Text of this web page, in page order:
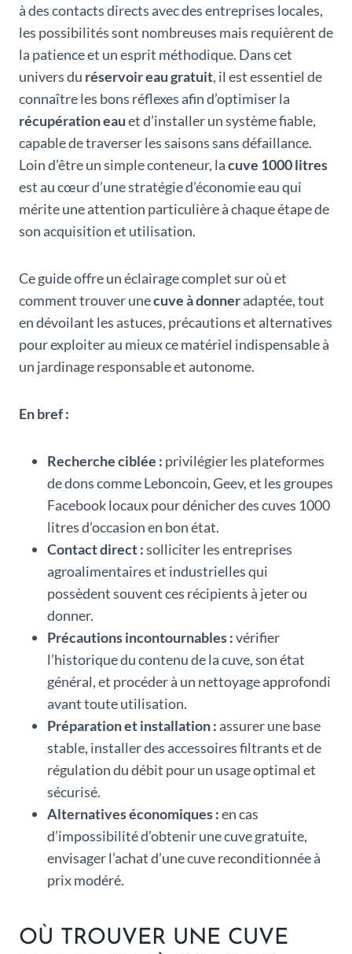
à des contacts directs avec des entreprises locales,
les possibilités sont nombreuses mais requièrent de
la patience et un esprit méthodique. Dans cet
univers du réservoir eau gratuit, il est essentiel de
connaître les bons réflexes afin d’optimiser la
récupération eauet d’installer un système fiable,
capable de traverser les saisons sans défaillance.
Loin d’être un simple conteneur, lacuve 1000 litres
est au cœur d’une stratégie d’économie eau qui
mérite une attention particulière à chaque étape de
son acquisition et utilisation.
Ce guide offre un éclairage complet sur où et
comment trouver unecuve à donneradaptée, tout
en dévoilant les astuces, précautions et alternatives
pour exploiter au mieux ce matériel indispensable à
un jardinage responsable et autonome.
En bref :
Recherche ciblée : privilégier les plateformes
de dons comme Leboncoin, Geev, et les groupes
Facebook locaux pour dénicher des cuves 1000
litres d’occasion en bon état.
Contact direct :solliciter les entreprises
agroalimentaires et industrielles qui
possèdent souvent ces récipients à jeter ou
donner.
Précautions incontournables :vérifier
l’historique du contenu de la cuve, son état
général, et procéder à un nettoyage approfondi
avant toute utilisation.
Préparation et installation :assurer une base
stable, installer des accessoires filtrants et de
régulation du débit pour un usage optimal et
sécurisé.
Alternatives économiques :en cas
d’impossibilité d’obtenir une cuve gratuite,
envisager l’achat d’une cuve reconditionnée à
prix modéré.
OÙ TROUVER UNE CUVE